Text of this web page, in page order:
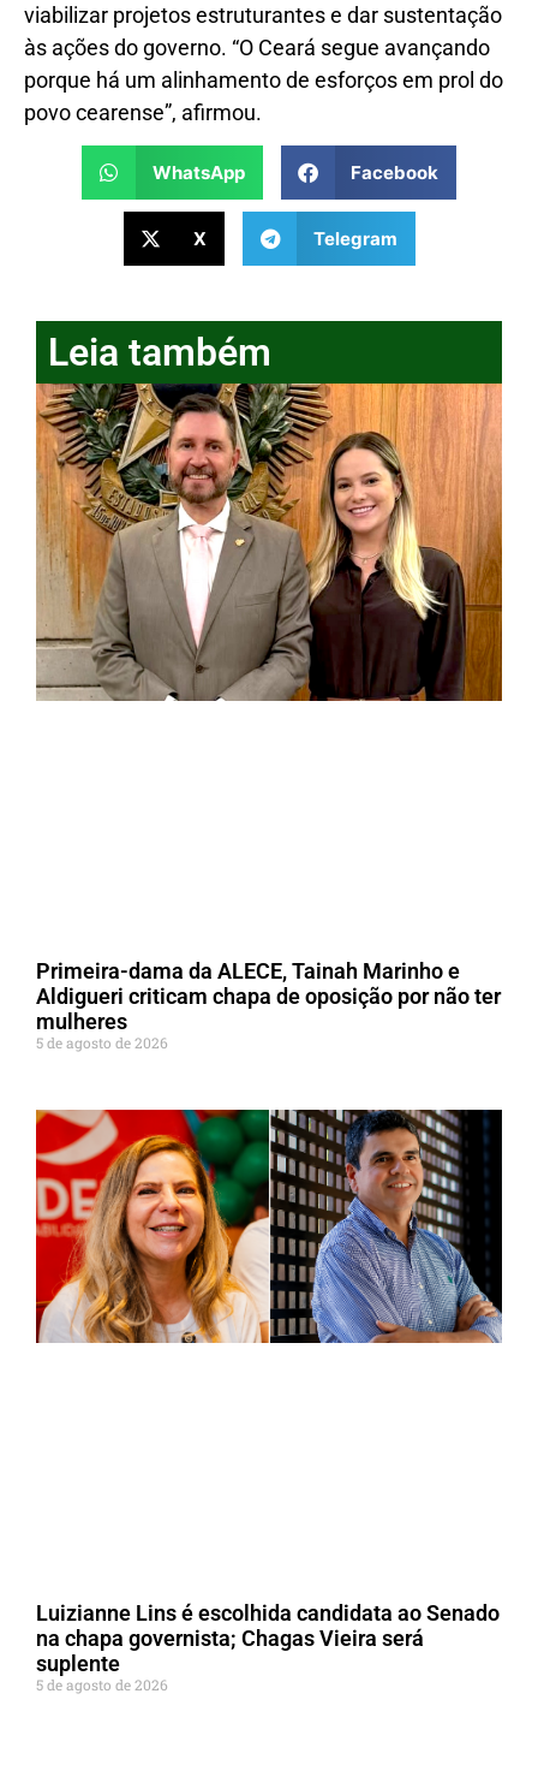
viabilizar projetos estruturantes e dar sustentação
às ações do governo. “O Ceará segue avançando
porque há um alinhamento de esforços em prol do
povo cearense”, afirmou.
WhatsApp Facebook
X Telegram
Leia também
Primeira-dama da ALECE, Tainah Marinho e
Aldigueri criticam chapa de oposição por não ter
mulheres
5 de agosto de 2026
Luizianne Lins é escolhida candidata ao Senado
na chapa governista; Chagas Vieira será
suplente
5 de agosto de 2026